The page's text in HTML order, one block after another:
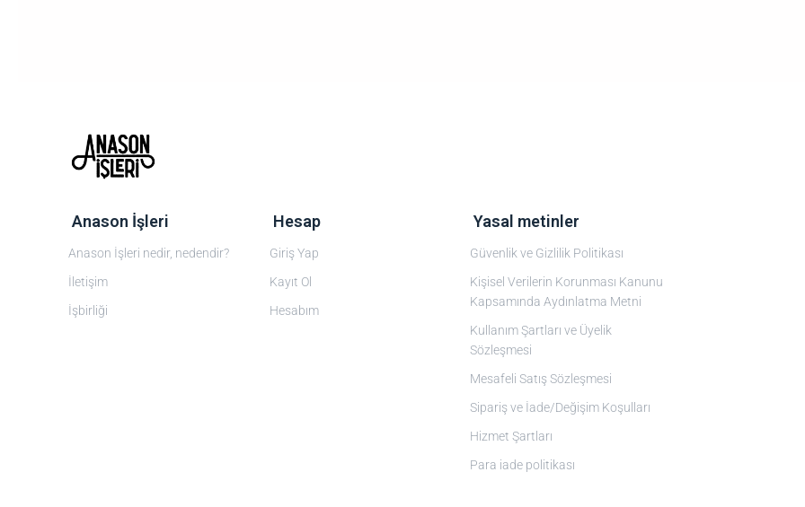
‎ Anason İşleri
Anason İşleri nedir, nedendir?
İletişim
İşbirliği
‎ Hesap
Giriş Yap
Kayıt Ol
Hesabım
‎ Yasal metinler
Güvenlik ve Gizlilik Politikası
Kişisel Verilerin Korunması Kanunu
Kapsamında Aydınlatma Metni
Kullanım Şartları ve Üyelik
Sözleşmesi
Mesafeli Satış Sözleşmesi
Sipariş ve İade/Değişim Koşulları
Hizmet Şartları
Para iade politikası